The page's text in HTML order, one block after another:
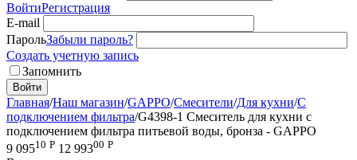
ВойтиРегистрация
E-mail
ПарольЗабыли пароль?
Создать учетную запись
Запомнить
Войти
Главная/Наш магазин/GAPPO/Смесители/Для кухни/С
подключением фильтра/G4398-1 Смеситель для кухни с
подключением фильтра питьевой воды, бронза - GAPPO
9 09510 Р 12 99300 Р